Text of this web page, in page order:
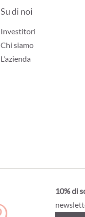
Su di noi
Investitori
Chi siamo
L'azienda
10% di